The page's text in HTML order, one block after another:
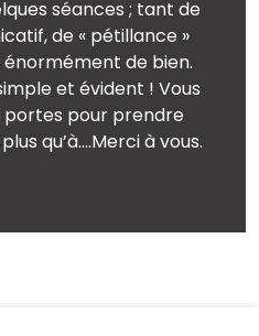
séances ; tant de
de « pétillance »
de bien.
et évident ! Vous
portes pour prendre
qu’à….Merci à vous.